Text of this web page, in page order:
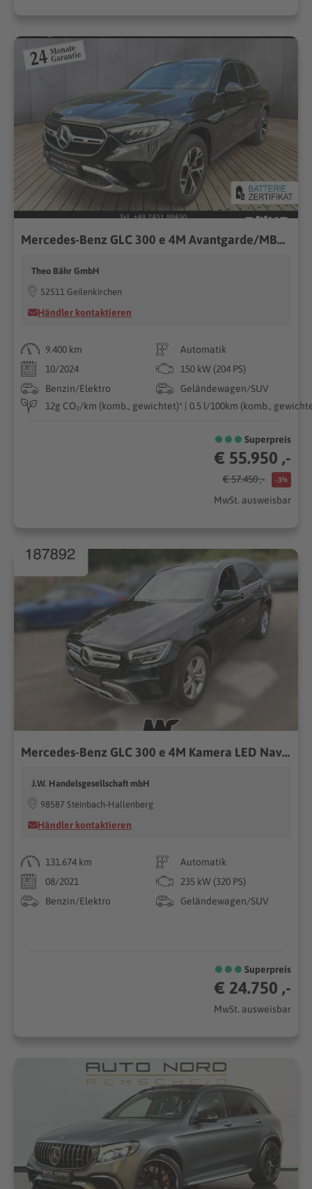
Mercedes-Benz GLC 300 e 4M Avantgarde/MBUX/LED/Pano/Totwinkel
Theo Bähr GmbH
52511 Geilenkirchen
Händler kontaktieren
9.400 km
Automatik
10/2024
150 kW (204 PS)
Benzin/Elektro
Geländewagen/SUV
12g CO₂/km (komb., gewichtet)* | 0.5 l/100km (komb.,
Superpreis
€ 55.950 ,-
€ 57.450 ,- -3%
MwSt. ausweisbar
Mercedes-Benz GLC 300 e 4M Kamera LED Navi Tempo 18"Unfallfrei
J.W. Handelsgesellschaft mbH
98587 Steinbach-Hallenberg
Händler kontaktieren
131.674 km
Automatik
08/2021
235 kW (320 PS)
Benzin/Elektro
Geländewagen/SUV
Superpreis
€ 24.750 ,-
MwSt. ausweisbar